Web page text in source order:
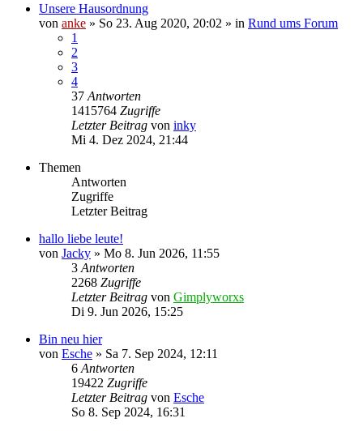
Unsere Hausordnung
von anke » So 23. Aug 2020, 20:02 » in Rund ums Forum
1
2
3
4
37 Antworten
1415764 Zugriffe
Letzter Beitrag von inky
Mi 4. Dez 2024, 21:44
Themen
Antworten
Zugriffe
Letzter Beitrag
hallo liebe leute!
von Jacky » Mo 8. Jun 2026, 11:55
3 Antworten
2268 Zugriffe
Letzter Beitrag von Gimplyworxs
Di 9. Jun 2026, 15:25
Bin neu hier
von Esche » Sa 7. Sep 2024, 12:11
6 Antworten
19422 Zugriffe
Letzter Beitrag von Esche
So 8. Sep 2024, 16:31